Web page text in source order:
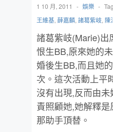
1 10 月, 2011 - 娛樂 -
王維基, 薛嘉麟, 諸葛紫岐, 陳
諸葛紫岐(Marie)出
恨生BB,原來她的
婚後生BB,而且她
次。這次活動上平
沒有出現,反而由
責照顧她,她解釋
那助手頂替。